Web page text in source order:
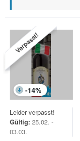
Verpasst!
-14%
Leider verpasst!
Gültig: 25.02. -
03.03.